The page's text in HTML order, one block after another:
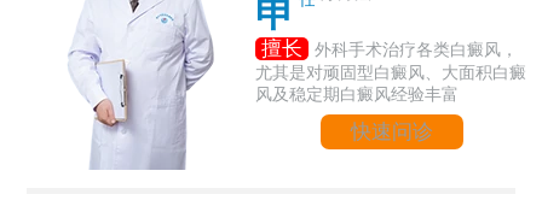
申
擅长
外科手术治疗各类白癜风，
尤其是对顽固型白癜风、大面积白癜
风及稳定期白癜风经验丰富
快速问诊